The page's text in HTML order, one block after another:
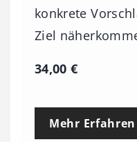
konkrete
Ziel
34,00€
Mehr Erfahren